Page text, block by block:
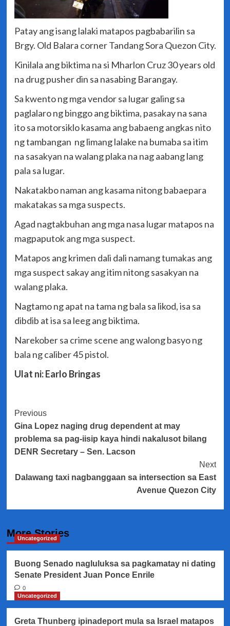
Patay ang isang lalaki matapos pagbabarilin sa
Brgy. Old Balara corner Tandang Sora Quezon City.
Kinilala ang biktima na si Mharlon Cruz 30 years old
na drug pusher din sa nasabing Barangay.
Sa kwento ng mga vendor sa lugar galing sa
paglalaro ng binggo ang biktima, pasakay na sana
ito sa motorsiklo kasama ang babaeng angkas nito
ng tambangan ng limang lalake na bumaba sa itim
na sasakyan na walang plaka na nag aabang lang
pala sa lugar.
Nakatakbo naman ang kasama nitong babaepara
makatakas sa mga suspects.
Agad nagtakbuhan ang mga nasa lugar matapos na
magpaputok ang mga suspect.
Matapos ang krimen dali dali namang tumakas ang
mga suspect sakay ang itim nitong sasakyan na
walang plaka.
Nagtamo ng apat na tama ng bala sa likod, isa sa
dibdib at isa sa leeg ang biktima.
Narekober sa crime scene ang walong basyo ng
bala ng caliber 45 pistol.
Ulat ni: Earlo Bringas
Post
Navigation
Previous
Gina Lopez naging drug dependent at may
problema sa pag-iisip kaya hindi nakalusot bilang
DENR Secretary – Sen. Lacson
Next
Dalawang taxi nagbanggaan sa intersection sa East
Avenue Quezon City
More Stories
Uncategorized
Buong Senado nagluluksa sa pagkamatay ni dating
Senate President Juan Ponce Enrile
0
Uncategorized
Greta Thunberg ipinadeport mula sa Israel matapos